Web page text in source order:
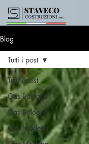
Blog
Tutti i post
Gas Bologna
Gas Bologna
Gas Modena
Tutti i post